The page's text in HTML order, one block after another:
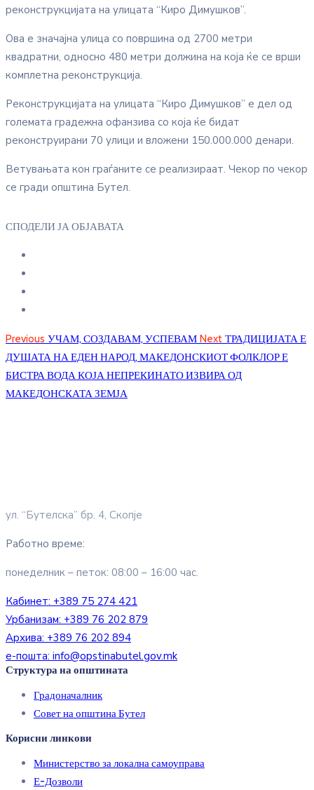
реконструкцијата на улицата “Киро Димушков”.
Ова е значајна улица со површина од 2700 метри
квадратни, односно 480 метри должина на која ќе се врши
комплетна реконструкција.
Реконструкцијата на улицата “Киро Димушков” е дел од
големата градежна офанзива со која ќе бидат
реконструирани 70 улици и вложени 150.000.000 денари.
Ветувањата кон граѓаните се реализираат. Чекор по чекор
се гради општина Бутел.
СПОДЕЛИ ЈА ОБЈАВАТА
Previous УЧАМ, СОЗДАВАМ, УСПЕВАМ Next ТРАДИЦИЈАТА Е
ДУШАТА НА ЕДЕН НАРОД, МАКЕДОНСКИОТ ФОЛКЛОР Е
БИСТРА ВОДА КОЈА НЕПРЕКИНАТО ИЗВИРА ОД
МАКЕДОНСКАТА ЗЕМЈА
ул. “Бутелска” бр. 4, Скопје
Работно време:
понеделник – петок: 08:00 – 16:00 час.
Кабинет: +389 75 274 421
Урбанизам: +389 76 202 879
Архива: +389 76 202 894
е-пошта: info@opstinabutel.gov.mk
Структура на општината
Градоначалник
Совет на општина Бутел
Корисни линкови
Министерство за локална самоуправа
Е-Дозволи